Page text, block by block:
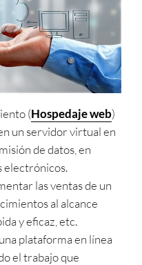
(Hospedaje web)
un servidor virtual en
de datos, en
electrónicos.
las ventas de un
al alcance
y eficaz, etc.
plataforma en línea
el trabajo que